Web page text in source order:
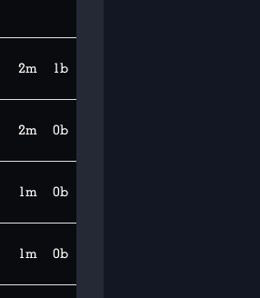
2m 1b
2m 0b
1m 0b
1m 0b